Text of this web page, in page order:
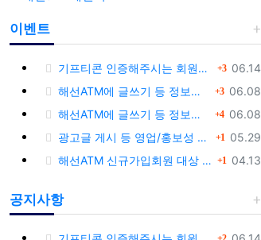
이벤트
등록
06.14
기프티콘 인증해주시는 회원님께 추가 포인트 쏩니다!! 3댓글
등록일
06.08
해선ATM에 글쓰기 등 정보공유글 남기고 기프티콘 받자! 3댓글
등록일
06.08
해선ATM에 글쓰기 등 정보공유글 남기고 기프티콘 받자! 4댓글
등록
05.29
광고글 게시 등 영업/홍보성 글 삭제 및 제제대상입니다. 1 댓글
등록
04.13
해선ATM 신규가입회원 대상 이벤트 안내 1 댓글
공지사항
댓글